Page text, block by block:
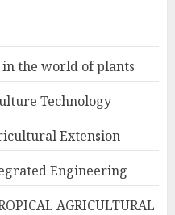
in the world of plants
Technology
Extension
Engineering
AGRICULTURAL